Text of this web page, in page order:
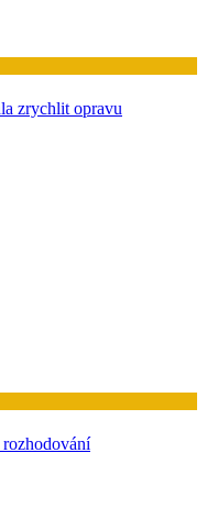
zrychlit opravu
rozhodování